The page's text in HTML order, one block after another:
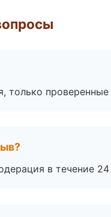
только проверенные
в течение 24